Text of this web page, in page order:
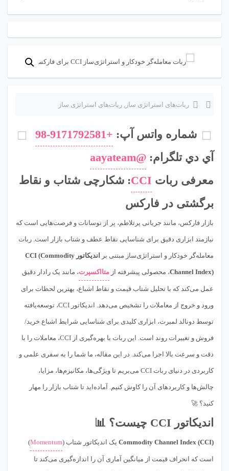
ربات‌های استراتژی ساز , ربات‌های استراتژی ساز
شماره واتس آپ: +98-9171792581
آي دي تلگرام: @aayateam
معرفی ربات CCI: شکارچی شتاب و نقاط
برگشتی در فارکس
بازار فارکس، مانند جریانی پرتلاطم، پر از نوسانات و فرصت‌هایی است که
نیازمند ابزاری دقیق برای شناسایی نقاط عطف و شتاب بازار است. ربات
معامله‌گر خودکار و استراتژی‌ساز مبتنی بر اندیکاتور CCI (Commodity
Channel Index)، محصولی پیشرفته از متااکسپرت، مانند یک رادار دقیق
عمل می‌کند که با تحلیل شتاب قیمت و نقاط اشباع، بهترین لحظات برای
ورود و خروج از معاملات را تشخیص می‌دهد. اندیکاتور CCI، توسعه‌یافته
توسط دونالد لمبرت، ابزاری کلیدی برای شناسایی شرایط اشباع خرید/
فروش و تغییرات روند است. این ربات با بهره‌گیری از CCI، معاملات را با
دقت و سرعت بالا اجرا می‌کند. در این مقاله، ما شما را به سفری علمی و
کاربردی در دنیای ربات CCI می‌بریم تا ویژگی‌ها، مکانیزم‌ها، مزایا،
چالش‌ها و کاربردهای آن را کاوش کنیم. آماده‌اید تا شتاب بازار را مهار
کنید؟ 🚀
اندیکاتور CCI چیست؟ 📊
Commodity Channel Index (CCI) یک اندیکاتور شتاب (Momentum
)
است که انحراف قیمت از میانگین آماری آن را اندازه‌گیری می‌کند تا